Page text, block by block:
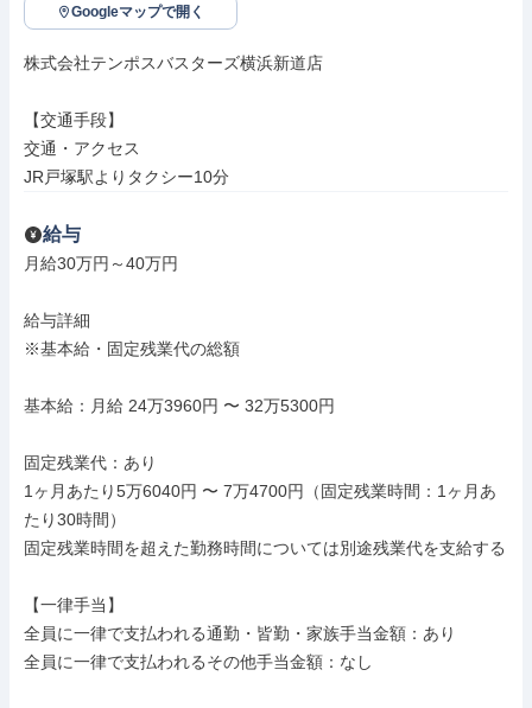
Googleマップで開く
株式会社テンポスバスターズ横浜新道店
【交通手段】
交通・アクセス
JR戸塚駅よりタクシー10分
給与
月給30万円～40万円
給与詳細
※基本給・固定残業代の総額
基本給：月給 24万3960円 〜 32万5300円
固定残業代：あり
1ヶ月あたり5万6040円 〜 7万4700円（固定残業時間：1ヶ月あ
たり30時間）
固定残業時間を超えた勤務時間については別途残業代を支給する
【一律手当】
全員に一律で支払われる通勤・皆勤・家族手当金額：あり
全員に一律で支払われるその他手当金額：なし